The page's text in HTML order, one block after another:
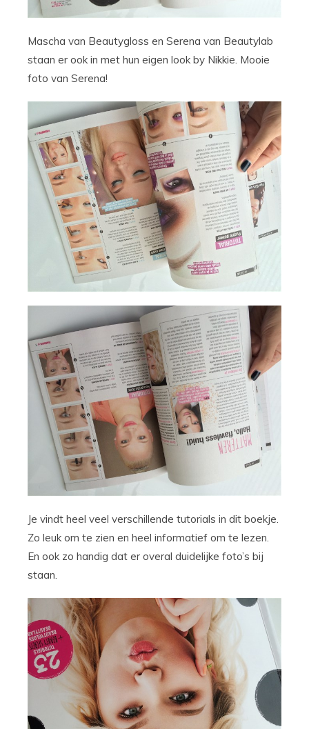
Mascha van Beautygloss en Serena van Beautylab
staan er ook in met hun eigen look by Nikkie. Mooie
foto van Serena!
Je vindt heel veel verschillende tutorials in dit boekje.
Zo leuk om te zien en heel informatief om te lezen.
En ook zo handig dat er overal duidelijke foto’s bij
staan.